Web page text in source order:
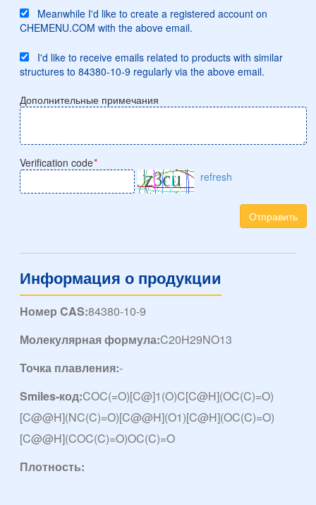
Meanwhile I'd like to create a registered account on
CHEMENU.COM with the above email.
I'd like to receive emails related to products with similar
structures to 84380-10-9 regularly via the above email.
Дополнительные примечания
Verification code*
refresh
Отправить
Информация о продукции
Номер CAS:84380-10-9
Молекулярная формула:C20H29NO13
Точка плавления:-
Smiles-код:COC(=O)[C@]1(O)C[C@H](OC(C)=O)
[C@@H](NC(C)=O)[C@@H](O1)[C@H](OC(C)=O)
[C@@H](COC(C)=O)OC(C)=O
Плотность: